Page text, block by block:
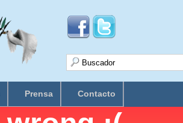
Prensa Contacto